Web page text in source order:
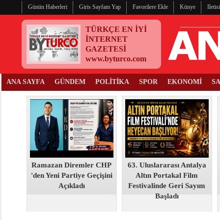
Günün Haberleri Giris Sayfam Yap Favorilere Ekle Künye
TÜRKÇE EN İYİ
İNTERNET
GAZETESİ
www.byturco.com
ANA SAYFA GÜNDEM POLİTİKA SPOR EKONOMİ
Ramazan Diremler CHP
'den Yeni Partiye Geçişini
Açıkladı
63. Uluslararası Antalya
Altın Portakal Film
Festivalinde Geri Sayım
Başladı